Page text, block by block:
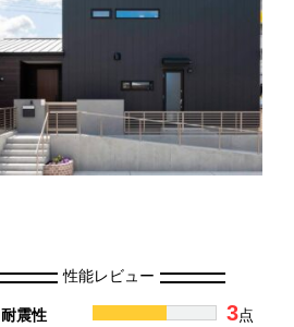
性能レビュー
耐震性 3点